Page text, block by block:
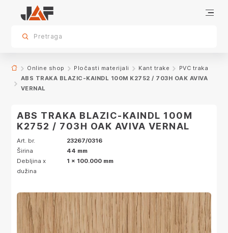
sr.skip-to.main-content
sr.skip-to.table-of-contents
sr.skip-to.main-navigation
Specifikacije
Pretraga
Online shop Pločasti materijali Kant trake
PVC traka
ABS TRAKA BLAZIC-KAINDL 100M K2752 / 703H OAK AVIVA
VERNAL
ABS TRAKA BLAZIC-KAINDL 100M
K2752 / 703H OAK AVIVA VERNAL
Art. br.
23267/0316
Širina
44 mm
Debljina x
dužina
1 x 100.000 mm